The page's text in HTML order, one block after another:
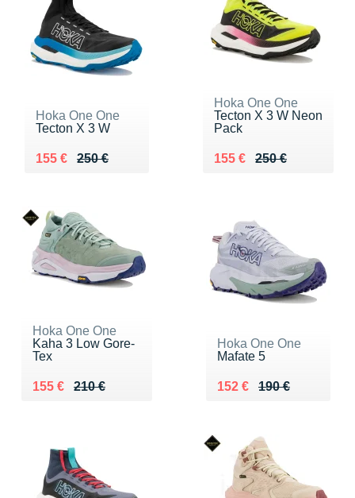
Hoka One One
Tecton X 3 W
250 €
Au lieu de 250 €
155 €
Vendu 155 €
Hoka One One
Tecton X 3 W Neon
Pack
250 €
Au lieu de 250 €
155 €
Vendu 155 €
Hoka One One
Kaha 3 Low Gore-
Tex
210 €
Au lieu de 210 €
155 €
Vendu 155 €
Hoka One One
Mafate 5
190 €
Au lieu de 190 €
152 €
Vendu 152 €